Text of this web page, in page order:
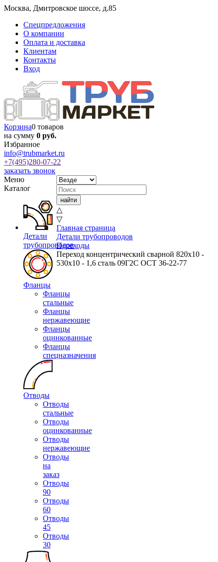
Москва, Дмитровское шоссе, д.85
Спецпредложения
О компании
Оплата и доставка
Клиентам
Контакты
Вход
Корзина0 товаров
на сумму 0 руб.
Избранное
info@trubmarket.ru
+7(495)280-07-22
заказать звонок
Меню
Каталог
Детали
трубопроводов
Фланцы
Фланцы
стальные
Фланцы
нержавеющие
Фланцы
оцинкованные
Фланцы
спецназначения
Отводы
Отводы
стальные
Отводы
оцинкованные
Отводы
нержавеющие
Отводы
на
заказ
Отводы
90
Отводы
60
Отводы
45
Отводы
30
△
▽
Главная страница
Детали трубопроводов
Переходы
Переход концентрический сварной 820х10 -
530х10 - 1,6 сталь 09Г2С ОСТ 36-22-77